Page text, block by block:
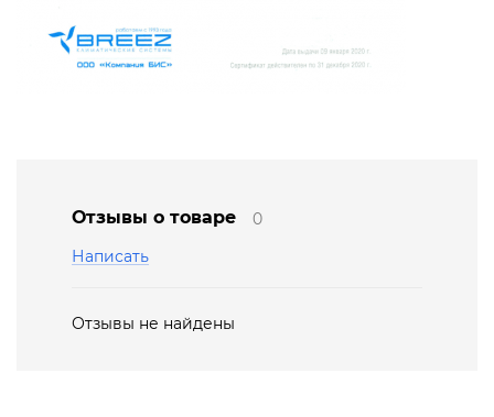
Отзывы о товаре
0
Написать
Отзывы не найдены